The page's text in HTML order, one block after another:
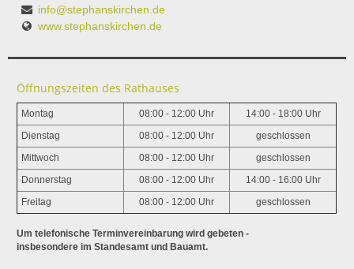
info@stephanskirchen.de
www.stephanskirchen.de
Öffnungszeiten des Rathauses
Montag 08:00 - 12:00 Uhr 14:00 - 18:00 Uhr
Dienstag 08:00 - 12:00 Uhr geschlossen
Mittwoch 08:00 - 12:00 Uhr geschlossen
Donnerstag 08:00 - 12:00 Uhr 14:00 - 16:00 Uhr
Freitag 08:00 - 12:00 Uhr geschlossen
Um telefonische Terminvereinbarung wird gebeten -
insbesondere im Standesamt und Bauamt.